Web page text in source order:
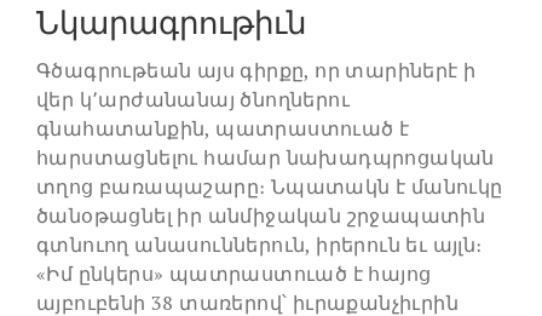
Նկարագրութիւն
Գծագրութեան այս գիրքը, որ տարիներէ ի
վեր կ՚արժանանայ ծնողներու
գնահատանքին, պատրաստուած է
հարստացնելու համար նախադպրոցական
տղոց բառապաշարը։ Նպատակն է մանուկը
ծանօթացնել իր անմիջական շրջապատին
գտնուող անասուններուն, իրերուն եւ այլն։
«Իմ ընկերս» պատրաստուած է հայոց
այբուբենի 38 տառերով՝ իւրաքանչիւրին